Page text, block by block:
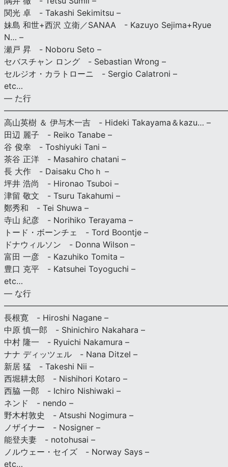
関光 卓 - Takashi Sekimitsu –
妹島 和世+西沢 立衛／SANAA - Kazuyo Sejima+Ryue
N… –
瀬戸 昇 - Noboru Seto –
セバスチャン ロング - Sebastian Wrong –
セルジオ・カラトローニ - Sergio Calatroni –
etc…
— た行
高山英樹 ＆ 伊与木一吉 - Hideki Takayama＆kazu… –
田辺 麗子 - Reiko Tanabe –
谷 俊幸 - Toshiyuki Tani –
茶谷 正洋 - Masahiro chatani –
長 大作 - Daisaku Choｈ –
坪井 浩尚 - Hironao Tsuboi –
津留 敬文 - Tsuru Takahumi –
鄭秀和 - Tei Shuwa –
寺山 紀彦 - Norihiko Terayama –
トード・ボーンチェ - Tord Boontje –
ドナウィルソン - Donna Wilson –
富田 一彦 - Kazuhiko Tomita –
豊口 克平 - Katsuhei Toyoguchi –
etc…
— な行
長根寛 - Hiroshi Nagane –
中原 慎一郎 - Shinichiro Nakahara –
中村 隆一 - Ryuichi Nakamura –
ナナ ディッツェル - Nana Ditzel –
新居 猛 - Takeshi Nii –
西堀耕太郎 - Nishihori Kotaro –
西脇 一郎 - Ichiro Nishiwaki –
ネンド - nendo –
野木村敦史 - Atsushi Nogimura –
ノザイナー - Nosigner –
能登夫妻 - notohusai –
ノルウェー・セイズ - Norway Says –
etc…